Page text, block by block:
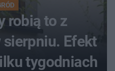
robią to z
Efekt
tygodniach